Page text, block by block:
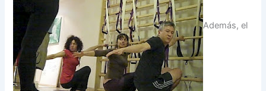
Además, el